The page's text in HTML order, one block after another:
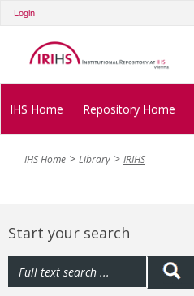
Login
IHS Home Repository Home
IHS Home Library IRIHS
Start your search